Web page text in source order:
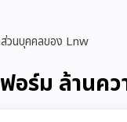
วนบุคคลของ Lnw
ร์ม ล้านคว